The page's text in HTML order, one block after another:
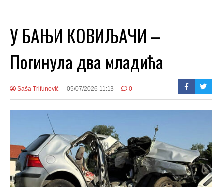
У БАЊИ КОВИЉАЧИ –
Погинула два младића
Saša Trifunović 05/07/2026 11:13 0